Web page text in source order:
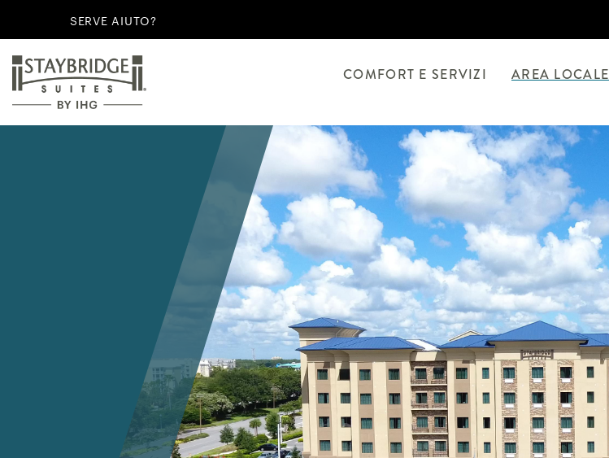
SERVE AIUTO?
COMFORT E SERVIZI AREA LOCALE